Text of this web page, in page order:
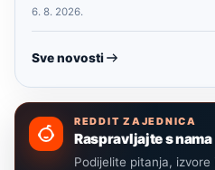
6. 8. 2026.
Sve novosti
REDDIT ZAJEDNICA
Raspravljajte s
Podijelite pitanja,